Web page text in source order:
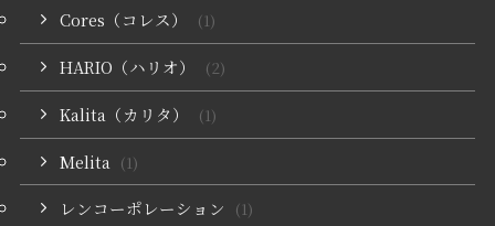
Cores（コレス） (1)
HARIO（ハリオ） (2)
Kalita（カリタ） (1)
Melita (1)
レンコーポレーション (1)